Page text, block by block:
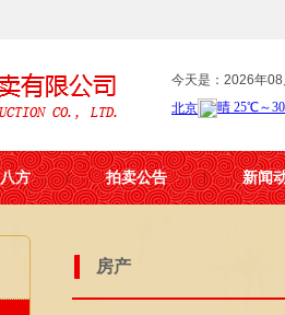
今天是：2026年
方 拍卖公告 新闻
房产